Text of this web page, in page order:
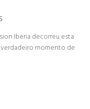
Iberia decorreu esta
momento de